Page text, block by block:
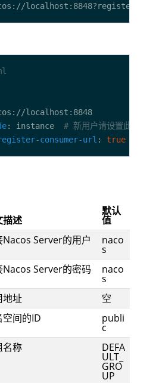
: instance # 新用户请设置此值
consumer-url : true
描述
默认
值
Nacos Server的用户 naco
s
Nacos Server的密码 naco
s
地址
空
空间的ID publi
c
名称 DEFA
ULT_
GRO
UP